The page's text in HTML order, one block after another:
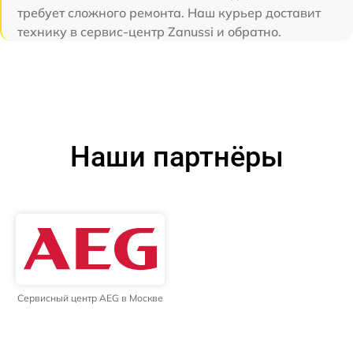
требует сложного ремонта. Наш курьер доставит
технику в сервис-центр Zanussi и обратно.
Наши партнёры
Сервисный центр AEG в Москве